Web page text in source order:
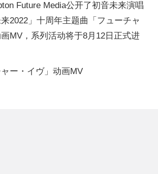
Future Media公开了初音未来演唱
2022」十周年主题曲「フューチャ
MV，系列活动将于8月12日正式进
ャー・イヴ」动画MV